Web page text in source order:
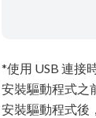
*使用 USB 連接
安裝驅動程式之
安裝驅動程式後